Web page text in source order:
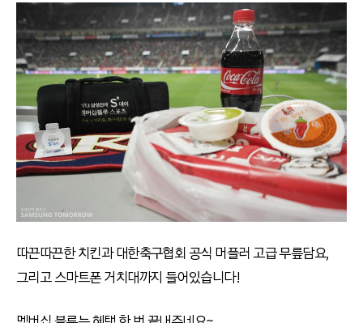
따끈따끈한 치킨과 대한축구협회 공식 머플러 고급 무릎담요,
그리고 스마트폰 거치대까지 들어있습니다!